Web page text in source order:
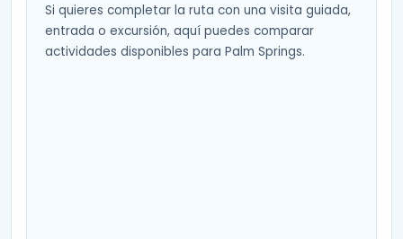
Si quieres completar la ruta con una visita guiada,
entrada o excursión, aquí puedes comparar
actividades disponibles para Palm Springs.